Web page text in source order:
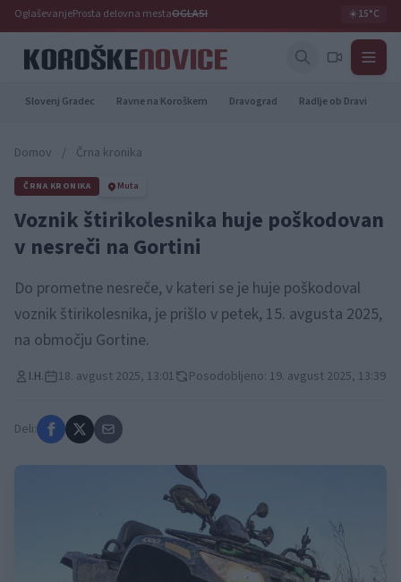
OglaševanjeProsta delovna mestaOGLASI ☀️15°C
Slovenj Gradec Ravne na Koroškem Dravograd Radlje ob Dravi
Domov / Črna kronika
ČRNA KRONIKA Muta
Voznik štirikolesnika huje poškodovan
v nesreči na Gortini
Do prometne nesreče, v kateri se je huje poškodoval
voznik štirikolesnika, je prišlo v petek, 15. avgusta 2025,
na območju Gortine.
I.H. 18. avgust 2025, 13:01 Posodobljeno: 19. avgust 2025, 13:39
Deli: